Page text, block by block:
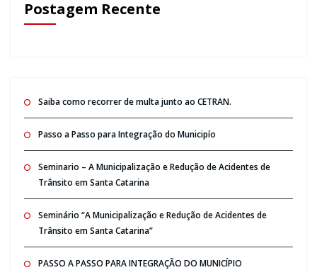
Postagem Recente
Saiba como recorrer de multa junto ao CETRAN.
Passo a Passo para Integração do Municipío
Seminario – A Municipalização e Redução de Acidentes de
Trânsito em Santa Catarina
Seminário “A Municipalização e Redução de Acidentes de
Trânsito em Santa Catarina”
PASSO A PASSO PARA INTEGRAÇÃO DO MUNICÍPIO